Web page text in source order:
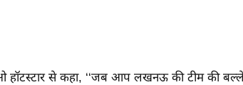
हॉटस्टार से कहा, ‘‘जब आप लखनऊ की टीम की